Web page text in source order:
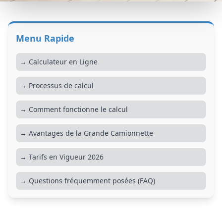
Menu Rapide
→ Calculateur en Ligne
→ Processus de calcul
→ Comment fonctionne le calcul
→ Avantages de la Grande Camionnette
→ Tarifs en Vigueur 2026
→ Questions fréquemment posées (FAQ)